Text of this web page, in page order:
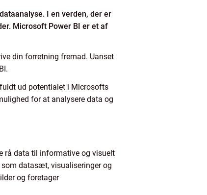
I en verden, der er
Microsoft Power BI er et af
din forretning fremad. Uanset
ud potentialet i Microsofts
for at analysere data og
rå data til informative og visuelt
datasæt, visualiseringer og
og foretager